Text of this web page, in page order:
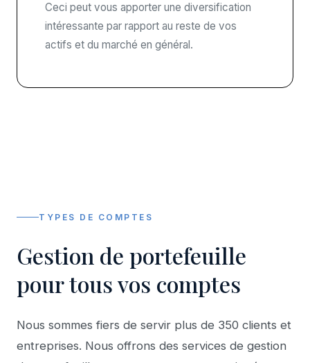
Ceci peut vous apporter une diversification
intéressante par rapport au reste de vos
actifs et du marché en général.
TYPES DE COMPTES
Gestion de portefeuille
pour tous vos comptes
Nous sommes fiers de servir plus de 350 clients et
entreprises. Nous offrons des services de gestion